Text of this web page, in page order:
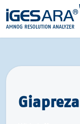
Giapreza